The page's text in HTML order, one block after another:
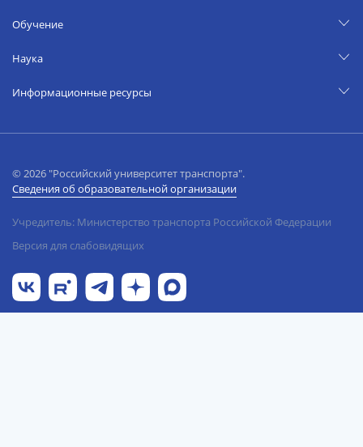
Обучение
Наука
Информационные ресурсы
© 2026 "Российский университет транспорта".
Сведения об образовательной организации
Учредитель: Министерство транспорта Российской Федерации
Версия для слабовидящих